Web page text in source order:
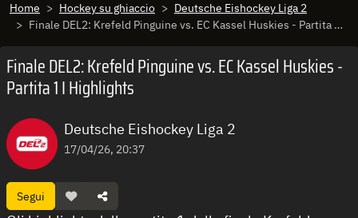
Home Hockey su ghiaccio
Deutsche Eishockey Liga 2
Finale DEL2: Krefeld Pinguine vs. EC Kassel Huskies - Partita 1 I Highlights
Finale DEL2: Krefeld Pinguine vs. EC Kassel Huskies -
Partita 1 I Highlights
Deutsche Eishockey Liga 2
17/04/26, 20:37
Segui